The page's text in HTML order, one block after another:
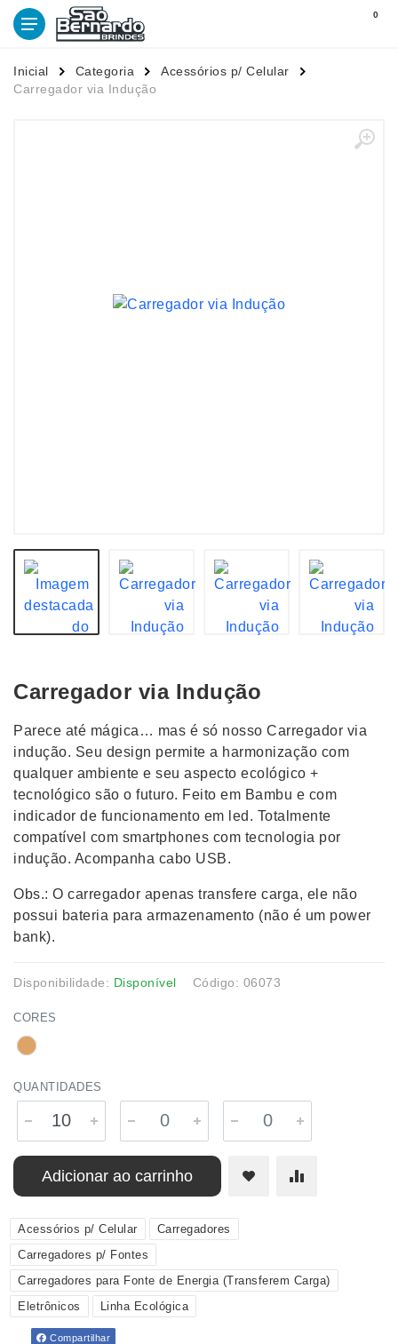
0
Inicial Categoria
Acessórios p/ Celular
Carregador via Indução
Carregador via Indução
Parece até mágica… mas é só nosso Carregador via
indução. Seu design permite a harmonização com
qualquer ambiente e seu aspecto ecológico +
tecnológico são o futuro. Feito em Bambu e com
indicador de funcionamento em led. Totalmente
compatível com smartphones com tecnologia por
indução. Acompanha cabo USB.
Obs.: O carregador apenas transfere carga, ele não
possui bateria para armazenamento (não é um power
bank).
Disponibilidade: Disponível Código: 06073
CORES
QUANTIDADES
Adicionar ao carrinho
Acessórios p/ Celular
Carregadores
Carregadores p/ Fontes
Carregadores para Fonte de Energia (Transferem Carga)
Eletrônicos
Linha Ecológica
Compartilhar